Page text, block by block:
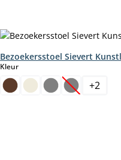
Bezoekersstoel Sievert
Kleurselect
(Deze optie
+2